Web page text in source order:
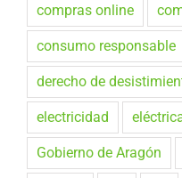
compras online
consumo responsable
derecho de
electricidad
Gobierno de Aragón